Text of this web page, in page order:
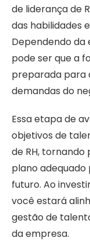
de liderança de
das habilidades
Dependendo da
pode ser que a
preparada para
demandas do
Essa etapa de
objetivos de
de RH,
plano adequado
futuro. Ao
você estará
gestão de
da empresa.